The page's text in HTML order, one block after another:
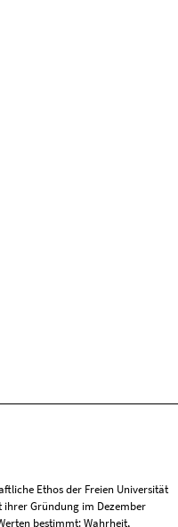
Ethos der Freien Universität
ihrer Gründung im Dezember
bestimmt: Wahrheit,